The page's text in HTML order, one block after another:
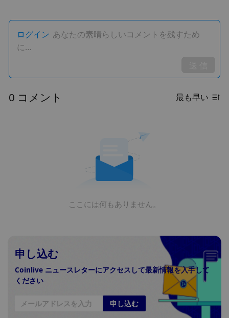
ログイン あなたの素晴らしいコメントを残すため
に…
0 コメント 最も早い
ここには何もありません。
申し込む
Coinlive ニュースレターにアクセスして最新情報を入手して
ください
申し込む